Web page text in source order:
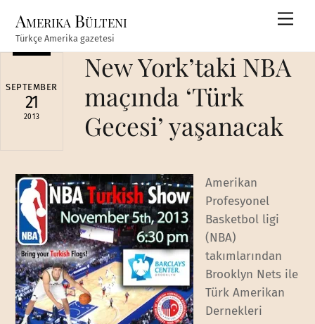
content
Amerika Bülteni
Türkçe Amerika gazetesi
SEPTEMBER
21
2013
New York’taki NBA
maçında ‘Türk
Gecesi’ yaşanacak
Amerikan
Profesyonel
Basketbol ligi
(NBA)
takımlarından
Brooklyn Nets ile
Türk Amerikan
Dernekleri